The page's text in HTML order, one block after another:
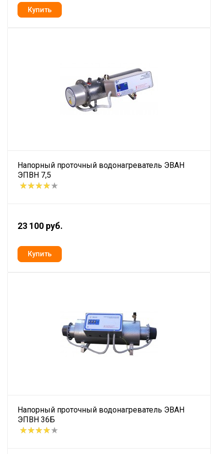
Напорный проточный водонагреватель ЭВАН
ЭПВН 7,5
23 100 руб.
Напорный проточный водонагреватель ЭВАН
ЭПВН 36Б